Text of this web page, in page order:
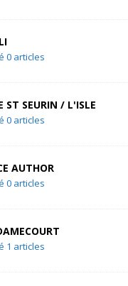
0 articles
ST SEURIN / L'ISLE
0 articles
AUTHOR
0 articles
1 articles